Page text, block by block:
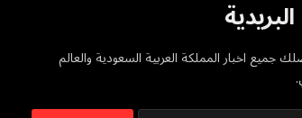
جميع اخبار المملكة العربية السعودية والعالم